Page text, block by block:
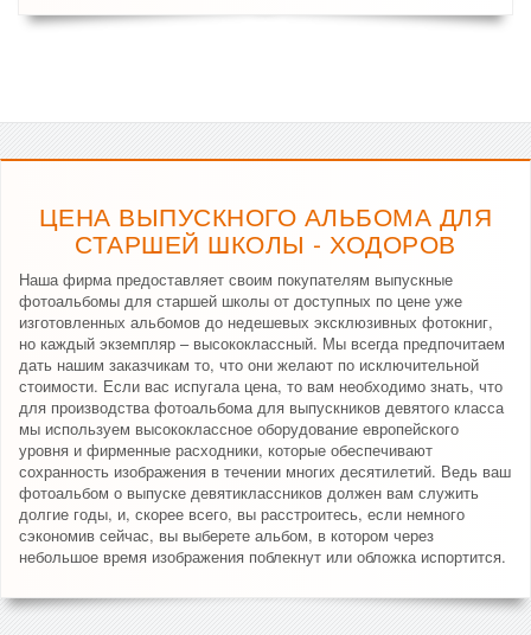
ЦЕНА ВЫПУСКНОГО АЛЬБОМА ДЛЯ
СТАРШЕЙ ШКОЛЫ - ХОДОРОВ
Наша фирма предоставляет своим покупателям выпускные
фотоальбомы для старшей школы от доступных по цене уже
изготовленных альбомов до недешевых эксклюзивных фотокниг,
но каждый экземпляр – высококлассный. Мы всегда предпочитаем
дать нашим заказчикам то, что они желают по исключительной
стоимости. Если вас испугала цена, то вам необходимо знать, что
для производства фотоальбома для выпускников девятого класса
мы используем высококлассное оборудование европейского
уровня и фирменные расходники, которые обеспечивают
сохранность изображения в течении многих десятилетий. Ведь ваш
фотоальбом о выпуске девятиклассников должен вам служить
долгие годы, и, скорее всего, вы расстроитесь, если немного
сэкономив сейчас, вы выберете альбом, в котором через
небольшое время изображения поблекнут или обложка испортится.